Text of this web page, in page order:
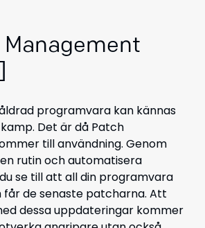
Management
programvara kan kännas
Det är då Patch
till användning. Genom
rutin och automatisera
se till att all din programvara
får de senaste patcharna. Att
dessa uppdateringar kommer